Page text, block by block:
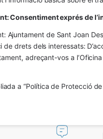
Consentiment exprés de
Ajuntament de Sant Joan
de drets dels interessats:
adreçant-vos a
a “Política de Protecció